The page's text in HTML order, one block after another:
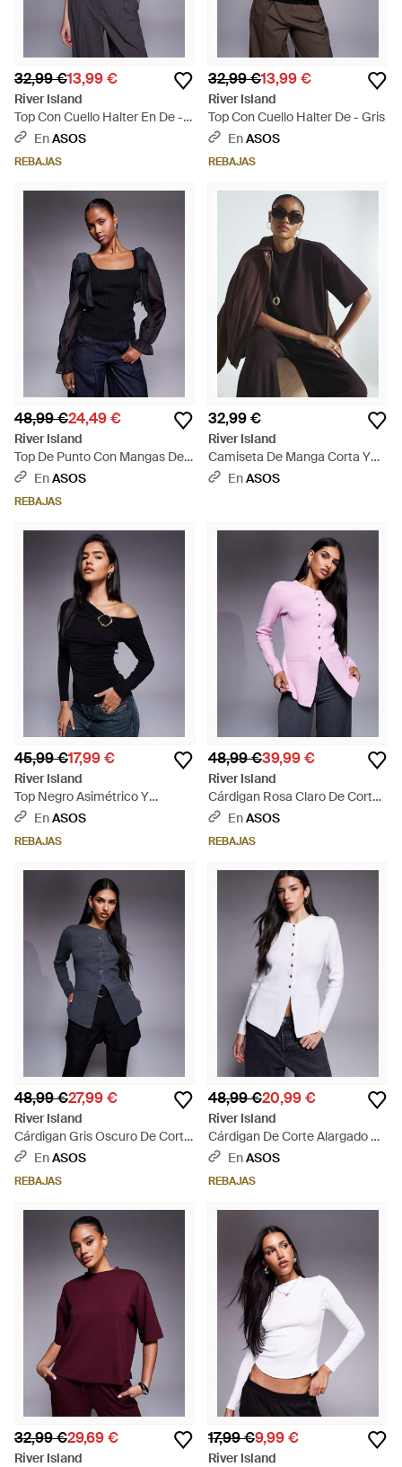
32,99 €13,99 €
River Island
Top Con Cuello Halter En De -
RojoEnASOS
REBAJAS
32,99 €13,99 €
River Island
Top Con Cuello Halter De - Gris
EnASOS
REBAJAS
48,99 €24,49 €
River Island
Top De Punto Con Mangas De
Malla De - Azul
EnASOS
REBAJAS
32,99 €
River Island
Camiseta De Manga Corta Y
Corte Cuadrado Premium De -
EnASOS
45,99 €17,99 €
River Island
Top Negro Asimétrico Y
Drapeado De - Azul
EnASOS
REBAJAS
48,99 €39,99 €
River Island
Cárdigan Rosa Claro De Corte
Alargado De Punto De - Negro
EnASOS
REBAJAS
48,99 €27,99 €
River Island
Cárdigan Gris Oscuro De Corte
Alargado De Punto De - Azul
EnASOS
REBAJAS
48,99 €20,99 €
River Island
Cárdigan De Corte Alargado De
Punto De - Gris
EnASOS
REBAJAS
32,99 €29,69 €
River Island
17,99 €9,99 €
River Island